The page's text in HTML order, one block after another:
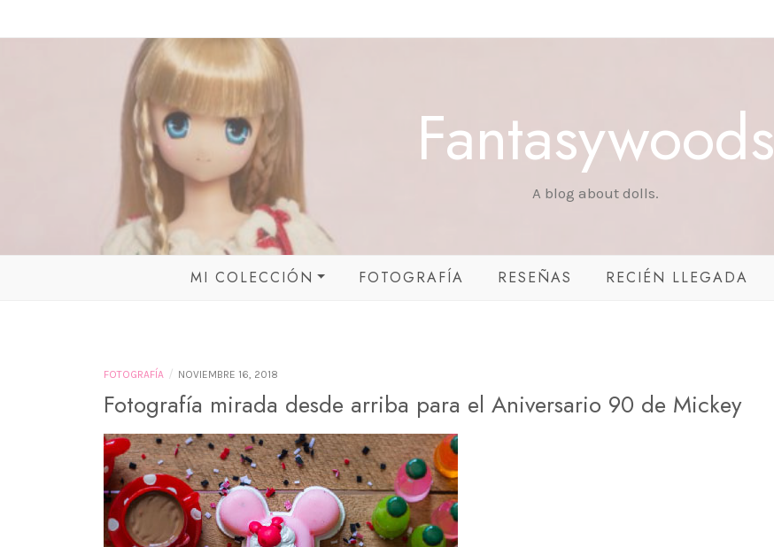
Fantasywoods
A blog about dolls.
MI COLECCIÓN
TAKARA TOMY
MINIATURAS
FOTOGRAFÍA RESEÑAS RECIÉN LLEGADA
FOTOGRAFÍA / NOVIEMBRE 16, 2018
Fotografía mirada desde arriba para el Aniversario 90 de Mickey